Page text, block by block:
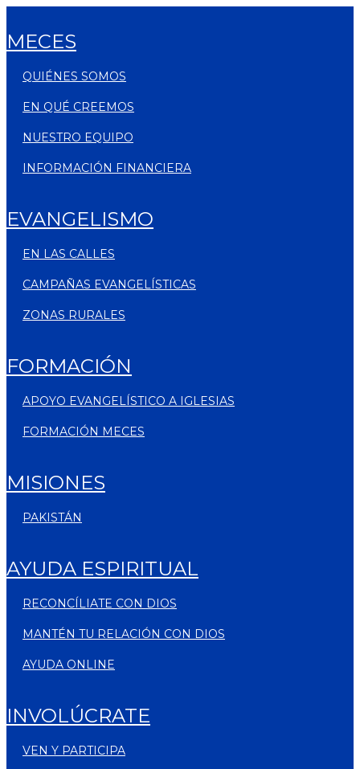
MECES
QUIÉNES SOMOS
EN QUÉ CREEMOS
NUESTRO EQUIPO
INFORMACIÓN FINANCIERA
EVANGELISMO
EN LAS CALLES
CAMPAÑAS EVANGELÍSTICAS
ZONAS RURALES
FORMACIÓN
APOYO EVANGELÍSTICO A IGLESIAS
FORMACIÓN MECES
MISIONES
PAKISTÁN
AYUDA ESPIRITUAL
RECONCÍLIATE CON DIOS
MANTÉN TU RELACIÓN CON DIOS
AYUDA ONLINE
INVOLÚCRATE
VEN Y PARTICIPA